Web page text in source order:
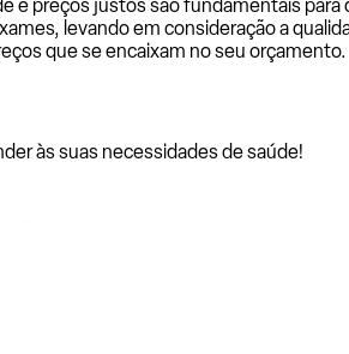
e preços justos são fundamentais
levando em consideração a
que se encaixam no seu orçamento.
às suas necessidades de saúde!